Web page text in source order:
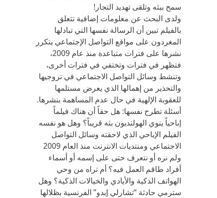
سمح ببثه وتلقى تهديد التجار!
ولدى البحث عن معلومات إضافية تتعلق
بالفيلم تبين أن الرسالة نفسها التي تبادلها
المغردون على مواقع التواصل الإجتماعي يتكرر
نشرها على فترات متباعدة منذ عام 2009،
فتظهر في فترات وتختفي في فترات أخرى،
وتنشط وسائل التواصل الاجتماعي في تروجيها
والتحذير من إهمالها الذي يعرض مستلمها
للعقوبة الإلهية في حال عدم المساهمة بنشرها.
أسئلة تطرح نفسها: هل حقاً أن هناك فيلماً
إباحياً ينوي الهولنديون بثه قريباً؟ وهل هو نفسه
الفيلم الإباحي الذي لاحقته وسائل التواصل
الاجتماعي ومنتديات الانترنت منذ العام 2009
ولم نره أو نتعرف حتى على إسمه أو أسماء
أفراد طاقم العمل فيه؟ أم تراه من وحي
الهواتف الذكية والأيادي والخيالات الذكية؟ وهل
سترمي حادثة “تشارلي إبدو” الفرنسية بظلالها